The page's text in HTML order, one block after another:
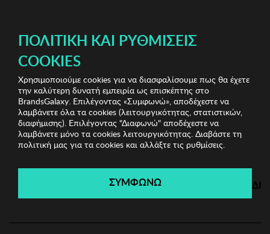
Kenneth Cole Watches Ανδρικά Ρολόγια
Ανδρικό
Ρολόι REACTION
Kenneth Cole Watches
Λήγει σε: 00ημέρες | 00ώρες 00λεπτά 00δευτ.
ΠΟΛΙΤΙΚΉ ΚΑΙ ΡΥΘΜΊΣΕΙΣ
COOKIES
Χρησιμοποιούμε cookies για να διασφαλίσουμε πως θα έχετε
την καλύτερη δυνατή εμπειρία ως επισκέπτης στο
BrandsGalaxy. Επιλέγοντας «Συμφωνώ», αποδέχεστε να
λαμβάνετε όλα τα cookies (λειτουργικότητας, στατιστικών,
διαφήμισης). Επιλέγοντας "Διαφωνώ" αποδέχεστε να
λαμβάνετε μόνο τα cookies λειτουργικότητας. Διαβάστε τη
πολιτική μας για τα cookies και αλλάξτε τις ρυθμίσεις.
ΣΥΜΦΩΝΩ